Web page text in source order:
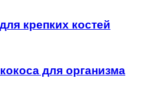
крепких костей
для организма